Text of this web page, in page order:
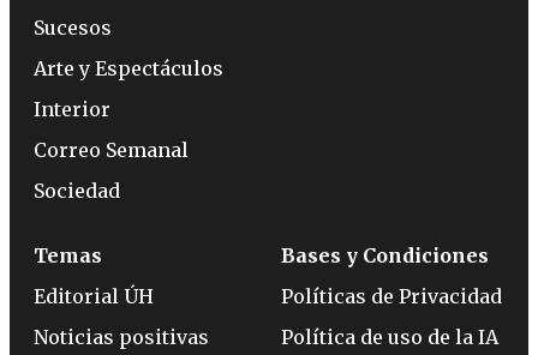
Sucesos
Arte y Espectáculos
Interior
Correo Semanal
Sociedad
Temas
Editorial ÚH
Noticias positivas
Bases y Condiciones
Políticas de Privacidad
Política de uso de la IA